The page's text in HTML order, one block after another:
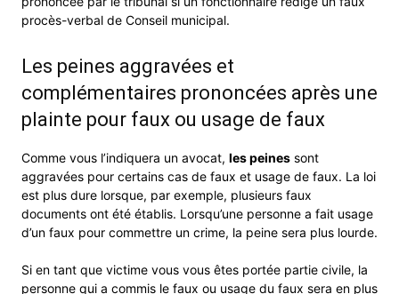
procès-verbal de Conseil municipal.
Les peines aggravées et
complémentaires prononcées après une
plainte pour faux ou usage de faux
Comme vous l’indiquera un avocat, les peines sont
aggravées pour certains cas de faux et usage de faux. La loi
est plus dure lorsque, par exemple, plusieurs faux
documents ont été établis. Lorsqu’une personne a fait usage
d’un faux pour commettre un crime, la peine sera plus lourde.
Si en tant que victime vous vous êtes portée partie civile, la
personne qui a commis le faux ou usage du faux sera en plus